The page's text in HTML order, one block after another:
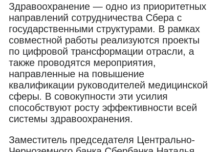
Здравоохранение — одно из приоритетных
направлений сотрудничества Сбера с
государственными структурами. В рамках
совместной работы реализуются проекты
по цифровой трансформации отрасли, а
также проводятся мероприятия,
направленные на повышение
квалификации руководителей медицинской
сферы. В совокупности эти усилия
способствуют росту эффективности всей
системы здравоохранения.
Заместитель председателя Центрально-